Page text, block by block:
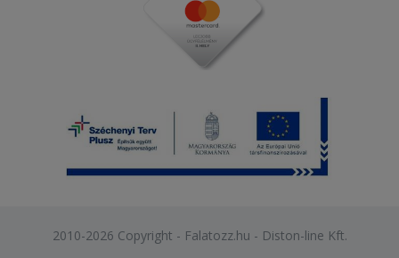
2010-2026 Copyright - Falatozz.hu - Diston-line Kft.